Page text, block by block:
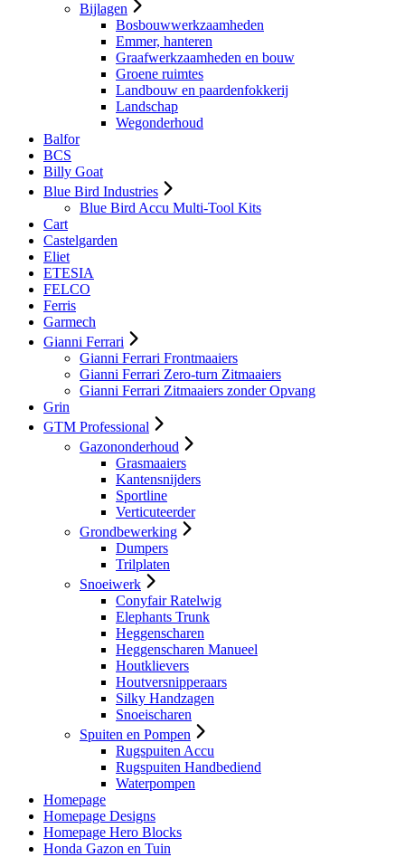
Bijlagen
Bosbouwwerkzaamheden
Emmer, hanteren
Graafwerkzaamheden en bouw
Groene ruimtes
Landbouw en paardenfokkerij
Landschap
Wegonderhoud
Balfor
BCS
Billy Goat
Blue Bird Industries
Blue Bird Accu Multi-Tool Kits
Cart
Castelgarden
Eliet
ETESIA
FELCO
Ferris
Garmech
Gianni Ferrari
Gianni Ferrari Frontmaaiers
Gianni Ferrari Zero-turn Zitmaaiers
Gianni Ferrari Zitmaaiers zonder Opvang
Grin
GTM Professional
Gazononderhoud
Grasmaaiers
Kantensnijders
Sportline
Verticuteerder
Grondbewerking
Dumpers
Trilplaten
Snoeiwerk
Conyfair Ratelwig
Elephants Trunk
Heggenscharen
Heggenscharen Manueel
Houtklievers
Houtversnipperaars
Silky Handzagen
Snoeischaren
Spuiten en Pompen
Rugspuiten Accu
Rugspuiten Handbediend
Waterpompen
Homepage
Homepage Designs
Homepage Hero Blocks
Honda Gazon en Tuin